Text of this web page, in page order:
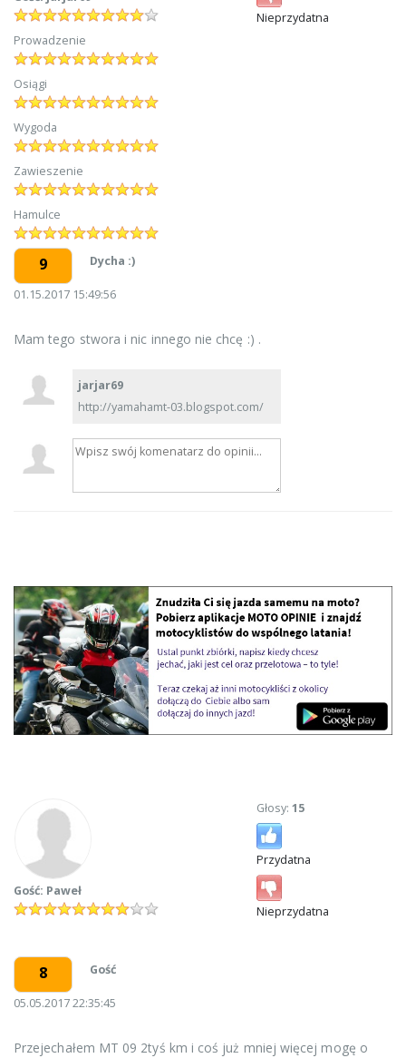
Prowadzenie
Osiągi
Wygoda
Zawieszenie
Hamulce
Nieprzydatna
9 Dycha :)
01.15.2017 15:49:56
Mam tego stwora i nic innego nie chcę :) .
jarjar69
http://yamahamt-03.blogspot.com/
Gość: Paweł
Głosy: 15
Przydatna
Nieprzydatna
8 Gość
05.05.2017 22:35:45
Przejechałem MT 09 2tyś km i coś już mniej więcej mogę o